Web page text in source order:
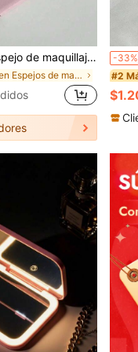
para viajes, necesidad cosmética, fácil de almacenar, ideal para cumpleaños, graduación, Halloween, regalos de Navidad (disponible en 3/2/1 piezas)
en Espejos de maquillaje y espejos de ducha
-33%
#2